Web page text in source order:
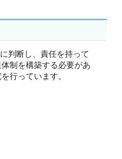
判断し、責任を持って
制を構築する必要があ
行っています。